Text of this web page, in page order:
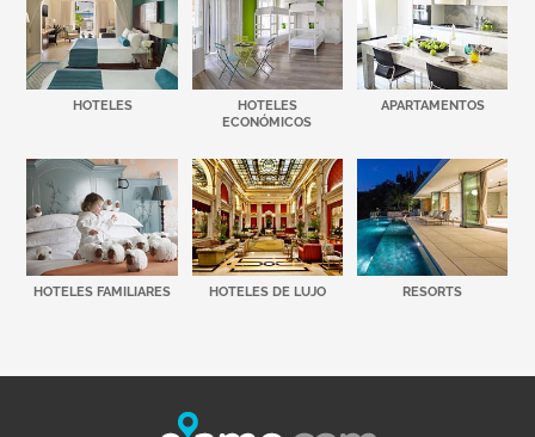
HOTELES
HOTELES
ECONÓMICOS
APARTAMENTOS
HOTELES FAMILIARES HOTELES DE LUJO RESORTS